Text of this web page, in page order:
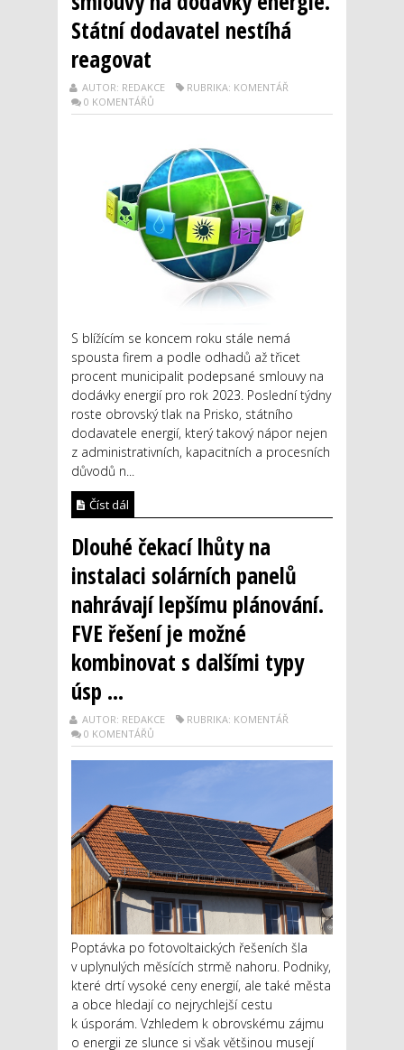
Státní dodavatel nestíhá
reagovat
AUTOR: REDAKCE
RUBRIKA: KOMENTÁŘ
0 KOMENTÁŘŮ
S blížícím se koncem roku stále nemá
spousta firem a podle odhadů až třicet
procent municipalit podepsané smlouvy na
dodávky energií pro rok 2023. Poslední týdny
roste obrovský tlak na Prisko, státního
dodavatele energií, který takový nápor nejen
z administrativních, kapacitních a procesních
důvodů n...
Číst dál
Dlouhé čekací lhůty na
instalaci solárních panelů
nahrávají lepšímu plánování.
FVE řešení je možné
kombinovat s dalšími typy
úsp ...
AUTOR: REDAKCE
RUBRIKA: KOMENTÁŘ
0 KOMENTÁŘŮ
Poptávka po fotovoltaických řešeních šla
v uplynulých měsících strmě nahoru. Podniky,
které drtí vysoké ceny energií, ale také města
a obce hledají co nejrychlejší cestu
k úsporám. Vzhledem k obrovskému zájmu
o energii ze slunce si však většinou musejí